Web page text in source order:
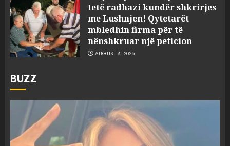
tetë radhazi kundër shkrirjes
me Lushnjen! Qytetarët
mbledhin firma për të
nënshkruar një peticion
AUGUST 8, 2026
BUZZ